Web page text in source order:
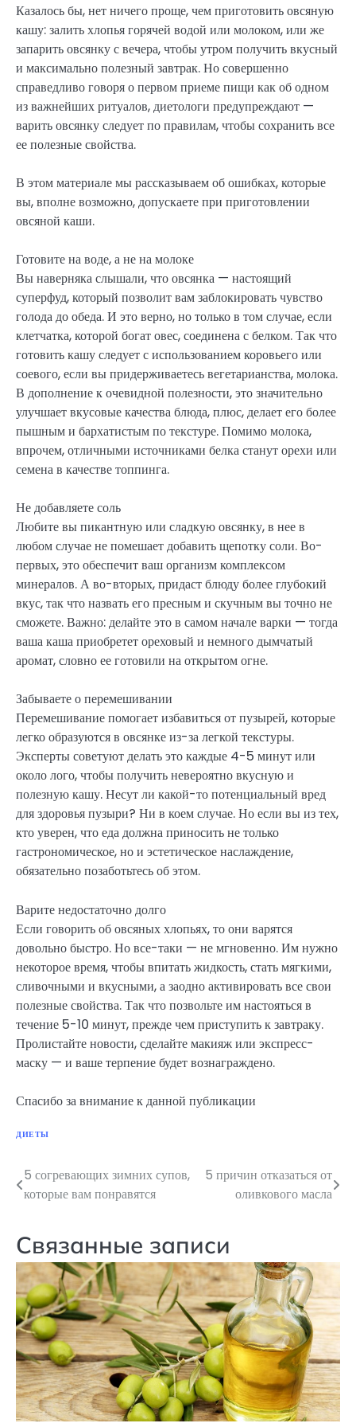
Казалось бы, нет ничего проще, чем приготовить овсяную
кашу: залить хлопья горячей водой или молоком, или же
запарить овсянку с вечера, чтобы утром получить вкусный
и максимально полезный завтрак. Но совершенно
справедливо говоря о первом приеме пищи как об одном
из важнейших ритуалов, диетологи предупреждают —
варить овсянку следует по правилам, чтобы сохранить все
ее полезные свойства.
В этом материале мы рассказываем об ошибках, которые
вы, вполне возможно, допускаете при приготовлении
овсяной каши.
Готовите на воде, а не на молоке
Вы наверняка слышали, что овсянка — настоящий
суперфуд, который позволит вам заблокировать чувство
голода до обеда. И это верно, но только в том случае, если
клетчатка, которой богат овес, соединена с белком. Так что
готовить кашу следует с использованием коровьего или
соевого, если вы придерживаетесь вегетарианства, молока.
В дополнение к очевидной полезности, это значительно
улучшает вкусовые качества блюда, плюс, делает его более
пышным и бархатистым по текстуре. Помимо молока,
впрочем, отличными источниками белка станут орехи или
семена в качестве топпинга.
Не добавляете соль
Любите вы пикантную или сладкую овсянку, в нее в
любом случае не помешает добавить щепотку соли. Во-
первых, это обеспечит ваш организм комплексом
минералов. А во-вторых, придаст блюду более глубокий
вкус, так что назвать его пресным и скучным вы точно не
сможете. Важно: делайте это в самом начале варки — тогда
ваша каша приобретет ореховый и немного дымчатый
аромат, словно ее готовили на открытом огне.
Забываете о перемешивании
Перемешивание помогает избавиться от пузырей, которые
легко образуются в овсянке из-за легкой текстуры.
Эксперты советуют делать это каждые 4-5 минут или
около лого, чтобы получить невероятно вкусную и
полезную кашу. Несут ли какой-то потенциальный вред
для здоровья пузыри? Ни в коем случае. Но если вы из тех,
кто уверен, что еда должна приносить не только
гастрономическое, но и эстетическое наслаждение,
обязательно позаботьтесь об этом.
Варите недостаточно долго
Если говорить об овсяных хлопьях, то они варятся
довольно быстро. Но все-таки — не мгновенно. Им нужно
некоторое время, чтобы впитать жидкость, стать мягкими,
сливочными и вкусными, а заодно активировать все свои
полезные свойства. Так что позвольте им настояться в
течение 5-10 минут, прежде чем приступить к завтраку.
Пролистайте новости, сделайте макияж или экспресс-
маску — и ваше терпение будет вознаграждено.
Спасибо за внимание к данной публикации
ДИЕТЫ
Навигация
записям
5 согревающих зимних супов,
которые вам понравятся
5 причин отказаться от
оливкового масла
Связанные записи